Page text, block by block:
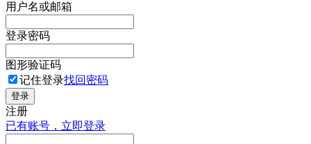
用户名或邮箱
登录密码
图形验证码
记住登录找回密码
登录
注册
已有账号，立即登录